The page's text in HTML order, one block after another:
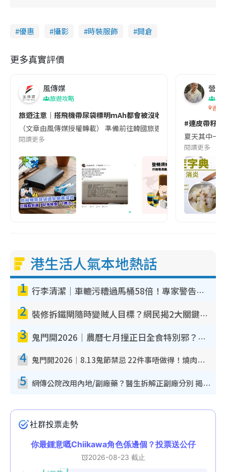
優惠 攝影 時裝服飾 開倉
更多真實評價
風傳媒
旅遊攻略
旅遊注意｜搭飛機帶尿袋標明mAh都會被沒收😱出發前切記檢查
（文章由風傳媒授權轉載） 準備前往韓國旅遊的民眾，近期要
閱讀更多
營養
香港
#連皮帶籽
夏天其中一
閱讀更多
港生活人氣本地熱話
1 行李清潔｜車轆污糟過馬桶58倍！專家警告忌用酒精抹 教1招免污手除菌
2 裝修拆鐵閘隨時變賊人目標？網民揭2大關鍵用途：裝新式等於白裝？附新舊鐵閘分別
3 鬼門開2026｜農曆七月撞正日全食特別邪？專家警告切忌做一事！揭4大禁忌+2招保平安
4 鬼門開2026｜8.13鬼節禁忌 22件事唔做得！燒肉、刺身要少食？半夜勿吹口哨/打呢個電話
5 網傳公院改用內地/副廠藥？醫生拆解正副廠分別 揭4類人換藥隨時出事